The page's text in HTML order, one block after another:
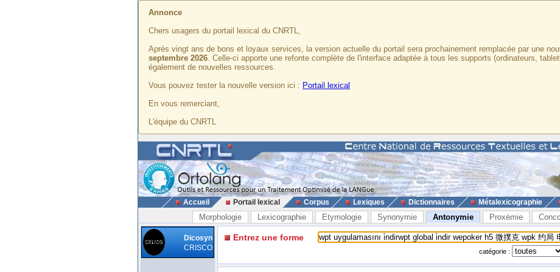
Annonce
Chers usagers du portail lexical du CNRTL,
Après vingt ans de bons et loyaux services, la version actuelle du portail sera prochainement remplacée par une
septembre 2026. Celle-ci apporte une refonte complète de l'interface adaptée à tous les supports (ordinateurs,
également de nouvelles ressources.
Vous pouvez tester la nouvelle version ici : Portail lexical
En vous remerciant,
L'équipe du CNRTL
Accueil Portail lexical Corpus Lexiques Dictionnaires Métalexicographie
Morphologie Lexicographie Etymologie Synonymie Antonymie Proxémie
Dicosyn
CRISCO
Entrez une forme
catégorie :